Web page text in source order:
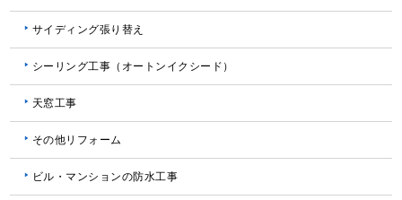
サイディング張り替え
シーリング工事（オートンイクシード）
天窓工事
その他リフォーム
ビル・マンションの防水工事